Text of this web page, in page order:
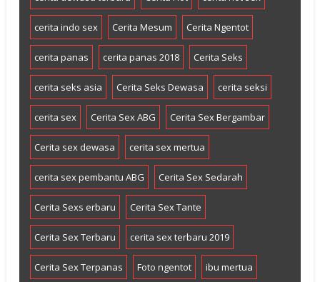
cerita indo sex Cerita Mesum Cerita Ngentot
cerita panas cerita panas 2018 Cerita Seks
cerita seks asia Cerita Seks Dewasa cerita seksi
cerita sex Cerita Sex ABG Cerita Sex Bergambar
Cerita sex dewasa cerita sex mertua
cerita sex pembantu ABG Cerita Sex Sedarah
Cerita Sexs erbaru Cerita Sex Tante
Cerita Sex Terbaru cerita sex terbaru 2019
Cerita Sex Terpanas Foto ngentot ibu mertua